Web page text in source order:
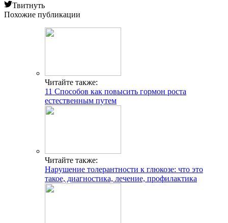
Твитнуть
Похожие публикации
Читайте также:
11 Способов как повысить гормон роста
естественным путем
Читайте также:
Нарушение толерантности к глюкозе: что это
такое, диагностика, лечение, профилактика